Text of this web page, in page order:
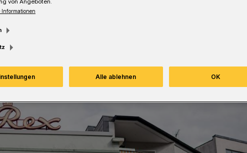
Alle ablehnen OK